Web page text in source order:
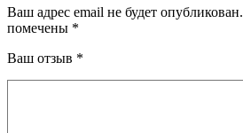
Ваш адрес email не будет опубликован.
помечены *
Ваш отзыв *